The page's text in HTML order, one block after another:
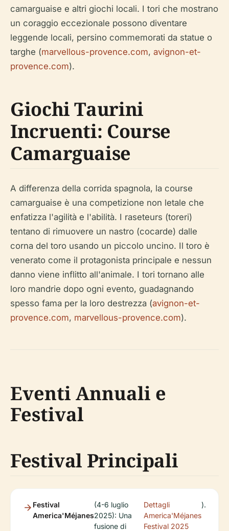
camarguaise e altri giochi locali. I tori che mostrano
un coraggio eccezionale possono diventare
leggende locali, persino commemorati da statue o
targhe (marvellous-provence.com, avignon-et-
provence.com).
Giochi Taurini
Incruenti: Course
Camarguaise
A differenza della corrida spagnola, la course
camarguaise è una competizione non letale che
enfatizza l'agilità e l'abilità. I raseteurs (toreri)
tentano di rimuovere un nastro (cocarde) dalle
corna del toro usando un piccolo uncino. Il toro è
venerato come il protagonista principale e nessun
danno viene inflitto all'animale. I tori tornano alle
loro mandrie dopo ogni evento, guadagnando
spesso fama per la loro destrezza (avignon-et-
provence.com, marvellous-provence.com).
Eventi Annuali e
Festival
Festival Principali
Festival
America'Méjanes
(4-6 luglio
2025): Una
fusione di
Dettagli
America'Méjanes
Festival 2025
).